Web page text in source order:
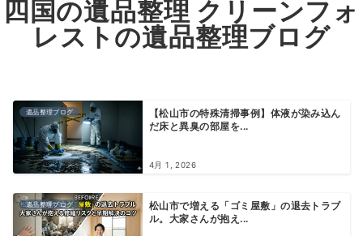
四国の遺品整理 クリーンフォ
レストの遺品整理ブログ
遺品整理ブログ
【松山市の特殊清掃事例】体液が染み込ん
だ床と異臭の部屋を...
4月 1, 2026
遺品整理ブログ
松山市で増える「ゴミ屋敷」の退去トラブ
ル。大家さんが抱え...